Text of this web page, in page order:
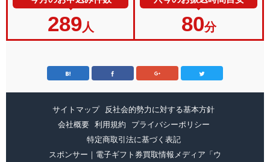
289人 80分
サイトマップ
反社会的勢力に対する基本方針
会社概要
利用規約
プライバシーポリシー
特定商取引法に基づく表記
スポンサー｜電子ギフト券買取情報メディア「ウ